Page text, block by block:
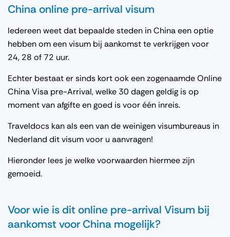
China online pre-arrival visum
Iedereen weet dat bepaalde steden in China een optie
hebben om een visum bij aankomst te verkrijgen voor
24, 28 of 72 uur.
Echter bestaat er sinds kort ook een zogenaamde Online
China Visa pre-Arrival, welke 30 dagen geldig is op
moment van afgifte en goed is voor één inreis.
Traveldocs kan als een van de weinigen visumbureaus in
Nederland dit visum voor u aanvragen!
Hieronder lees je welke voorwaarden hiermee zijn
gemoeid.
Voor wie is dit online pre-arrival Visum bij
aankomst voor China mogelijk?